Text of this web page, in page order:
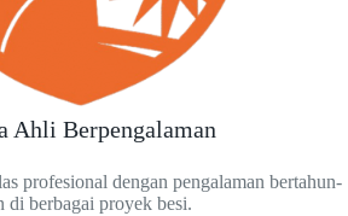
Ahli Berpengalaman
profesional dengan pengalaman bertahun-
di berbagai proyek besi.